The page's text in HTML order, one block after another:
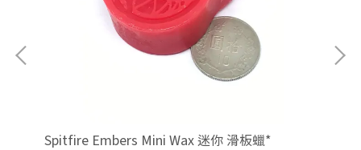
Spitfire Embers Mini Wax 迷你 滑板蠟*